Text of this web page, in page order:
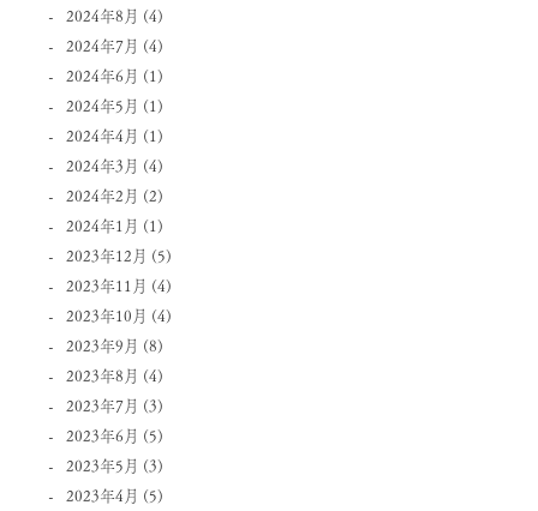
2024年8月 (4)
2024年7月 (4)
2024年6月 (1)
2024年5月 (1)
2024年4月 (1)
2024年3月 (4)
2024年2月 (2)
2024年1月 (1)
2023年12月 (5)
2023年11月 (4)
2023年10月 (4)
2023年9月 (8)
2023年8月 (4)
2023年7月 (3)
2023年6月 (5)
2023年5月 (3)
2023年4月 (5)